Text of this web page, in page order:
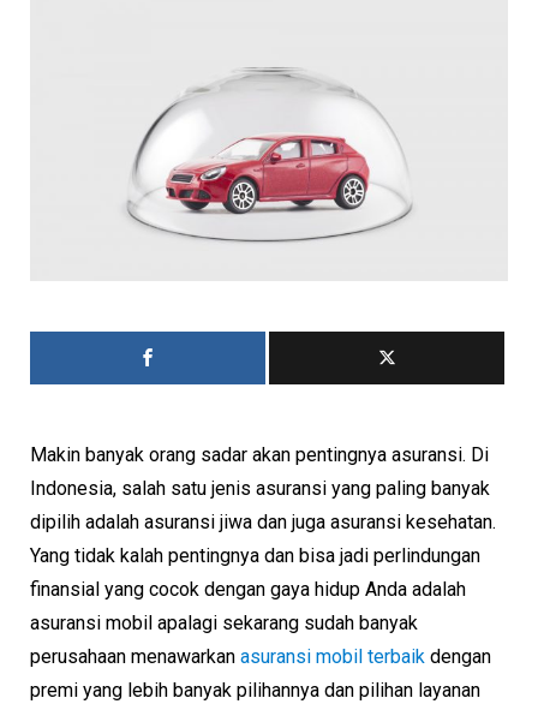
Makin banyak orang sadar akan pentingnya asuransi. Di
Indonesia, salah satu jenis asuransi yang paling banyak
dipilih adalah asuransi jiwa dan juga asuransi kesehatan.
Yang tidak kalah pentingnya dan bisa jadi perlindungan
finansial yang cocok dengan gaya hidup Anda adalah
asuransi mobil apalagi sekarang sudah banyak
perusahaan menawarkan asuransi mobil terbaik dengan
premi yang lebih banyak pilihannya dan pilihan layanan